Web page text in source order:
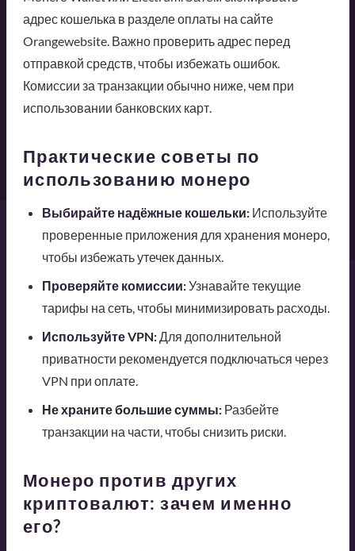
адрес кошелька в разделе оплаты на сайте
Orangewebsite. Важно проверить адрес перед
отправкой средств, чтобы избежать ошибок.
Комиссии за транзакции обычно ниже, чем при
использовании банковских карт.
Практические советы по
использованию монеро
Выбирайте надёжные кошельки:Используйте
проверенные приложения для хранения монеро,
чтобы избежать утечек данных.
Проверяйте комиссии:Узнавайте текущие
тарифы на сеть, чтобы минимизировать расходы.
Используйте VPN:Для дополнительной
приватности рекомендуется подключаться через
VPN при оплате.
Не храните большие суммы:Разбейте
транзакции на части, чтобы снизить риски.
Монеро против других
криптовалют: зачем именно
его?